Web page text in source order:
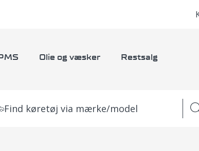
Olie og væsker Restsalg
Find køretøj via mærke/model